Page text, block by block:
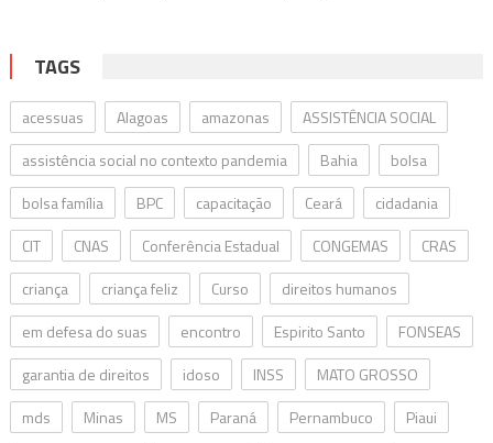
TAGS
acessuas Alagoas amazonas
ASSISTÊNCIA SOCIAL
assistência social no contexto pandemia
Bahia
bolsa
bolsa família
BPC capacitação Ceará
cidadania
CIT
CNAS Conferência Estadual CONGEMAS
CRAS
criança
criança feliz Curso
direitos humanos
em defesa do suas
encontro Espirito Santo
FONSEAS
garantia de direitos
idoso INSS
MATO GROSSO
mds
Minas MS Paraná Pernambuco
Piaui